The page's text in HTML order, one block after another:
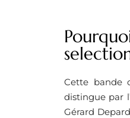
Cette bande
distingue par
Gérard